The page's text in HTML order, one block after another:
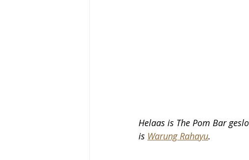
Helaas is The Pom Bar
is Warung Rahayu.